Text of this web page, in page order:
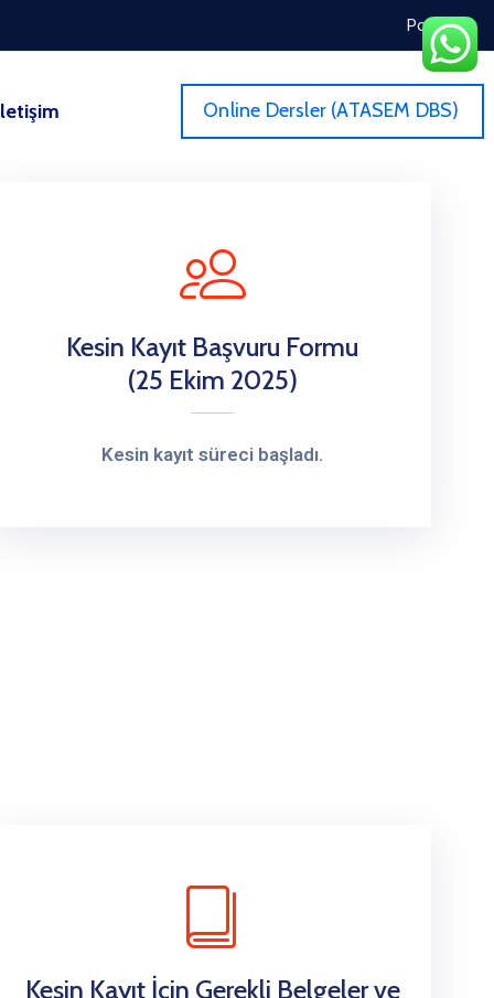
Portal
Online Dersler (ATASEM DBS)
Kesin Kayıt Başvuru Formu
(25 Ekim 2025)
Kesin kayıt süreci başladı.
Kesin Kayıt İçin Gerekli Belgeler ve